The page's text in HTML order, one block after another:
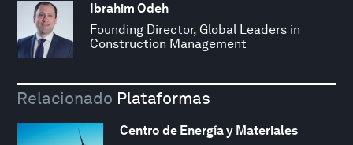
Ibrahim Odeh
Founding Director, Global Leaders in
Construction Management
Relacionado Plataformas
Centro de Energía y Materiales